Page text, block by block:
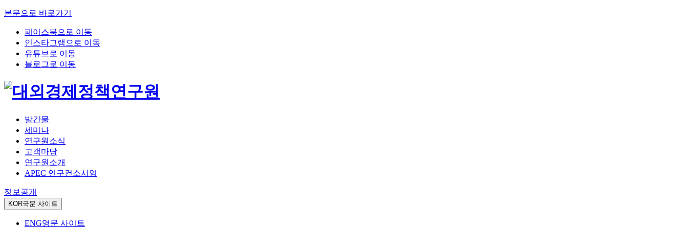
본문으로 바로가기
페이스북으로 이동
인스타그램으로 이동
유튜브로 이동
블로그로 이동
발간물
세미나
연구원소식
고객마당
연구원소개
APEC 연구컨소시엄
정보공개
KOR국문 사이트
ENG영문 사이트